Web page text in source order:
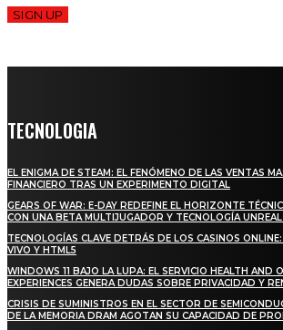
SIGN UP
TECNOLOGIA
EL ENIGMA DE STEAM: EL FENÓMENO DE LAS VENTAS
FINANCIERO TRAS UN EXPERIMENTO DIGITAL
GEARS OF WAR: E-DAY REDEFINE EL HORIZONTE
CON UNA BETA MULTIJUGADOR Y TECNOLOGÍA UNREAL
TECNOLOGÍAS CLAVE DETRÁS DE LOS CASINOS
VIVO Y HTML5
WINDOWS 11 BAJO LA LUPA: EL SERVICIO HEALTH AND
EXPERIENCES GENERA DUDAS SOBRE PRIVACIDAD Y
CRISIS DE SUMINISTROS EN EL SECTOR DE
DE LA MEMORIA DRAM AGOTAN SU CAPACIDAD DE